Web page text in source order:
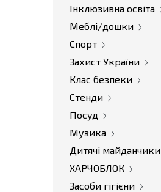
Інклюзивна освіта
Меблі/дошки
Спорт
Захист України
Клас безпеки
Стенди
Посуд
Музика
Дитячі майданчики
ХАРЧОБЛОК
Засоби гігієни